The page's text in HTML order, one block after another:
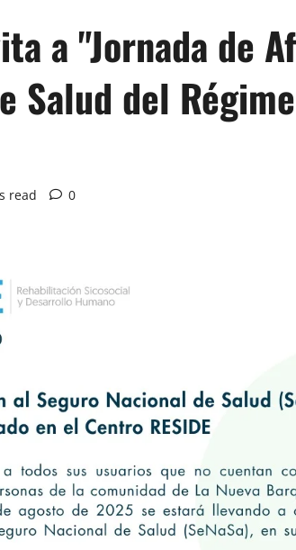
a "Jornada de
Salud del
read 0